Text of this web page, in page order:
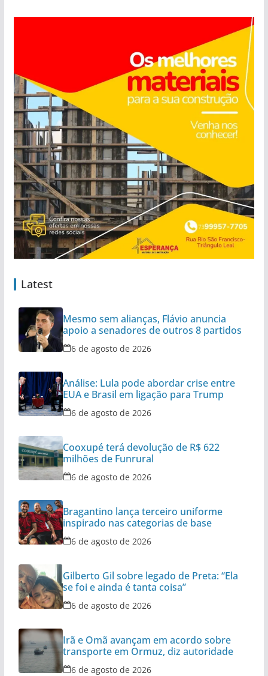
Latest
Mesmo sem alianças, Flávio anuncia
apoio a senadores de outros 8 partidos
6 de agosto de 2026
Análise: Lula pode abordar crise entre
EUA e Brasil em ligação para Trump
6 de agosto de 2026
Cooxupé terá devolução de R$ 622
milhões de Funrural
6 de agosto de 2026
Bragantino lança terceiro uniforme
inspirado nas categorias de base
6 de agosto de 2026
Gilberto Gil sobre legado de Preta: “Ela
se foi e ainda é tanta coisa”
6 de agosto de 2026
Irã e Omã avançam em acordo sobre
transporte em Ormuz, diz autoridade
6 de agosto de 2026